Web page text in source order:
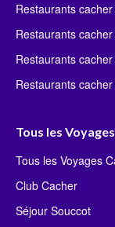
Restaurants
Restaurants
Restaurants
Restaurants
Tous les
Tous les Voyages
Club Cacher
Séjour Souccot